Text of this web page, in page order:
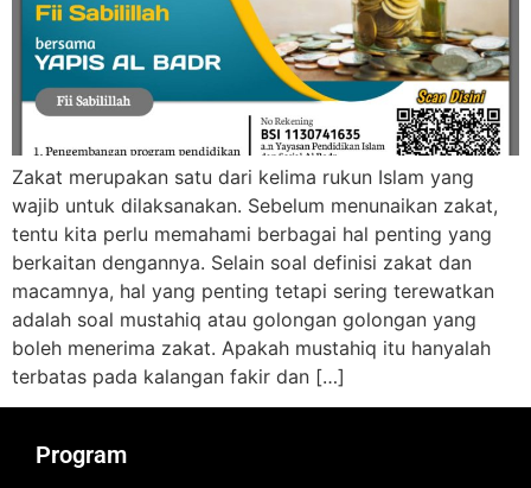
Zakat merupakan satu dari kelima rukun Islam yang
wajib untuk dilaksanakan. Sebelum menunaikan zakat,
tentu kita perlu memahami berbagai hal penting yang
berkaitan dengannya. Selain soal definisi zakat dan
macamnya, hal yang penting tetapi sering terewatkan
adalah soal mustahiq atau golongan golongan yang
boleh menerima zakat. Apakah mustahiq itu hanyalah
terbatas pada kalangan fakir dan […]
Program